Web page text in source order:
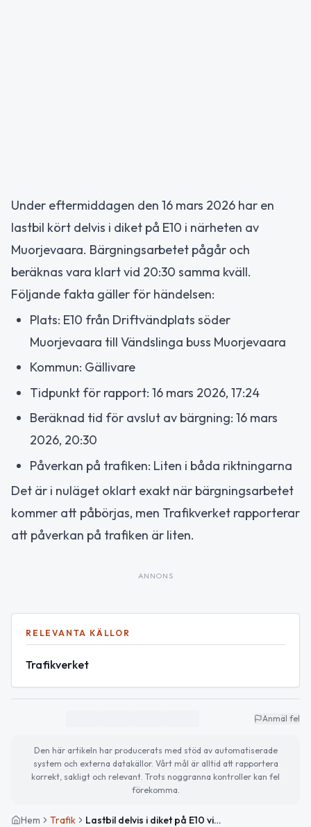
Under eftermiddagen den 16 mars 2026 har en
lastbil kört delvis i diket på E10 i närheten av
Muorjevaara. Bärgningsarbetet pågår och
beräknas vara klart vid 20:30 samma kväll.
Följande fakta gäller för händelsen:
Plats: E10 från Driftvändplats söder
Muorjevaara till Vändslinga buss Muorjevaara
Kommun: Gällivare
Tidpunkt för rapport: 16 mars 2026, 17:24
Beräknad tid för avslut av bärgning: 16 mars
2026, 20:30
Påverkan på trafiken: Liten i båda riktningarna
Det är i nuläget oklart exakt när bärgningsarbetet
kommer att påbörjas, men Trafikverket rapporterar
att påverkan på trafiken är liten.
ANNONS
RELEVANTA KÄLLOR
Trafikverket
Anmäl fel
Den här artikeln har producerats med stöd av automatiserade
system och externa datakällor. Vårt mål är alltid att rapportera
korrekt, sakligt och relevant. Trots noggranna kontroller kan fel
förekomma.
Hem Trafik Lastbil delvis i diket på E10 vid Muorjevaara – bärgning pågår